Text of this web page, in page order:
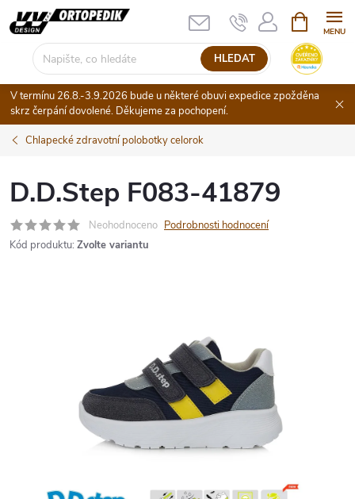
Přejít
na
HLEDAT
NÁKUPNÍ
KOŠÍK
V termínu 26.8.-3.9.2026 bude u některé obuvi expedice zpožděna
skrz čerpání dovolené. Děkujeme za pochopení.
Chlapecké zdravotní polobotky celorok
D.D.Step F083-41879
Neohodnoceno Podrobnosti hodnocení
Kód produktu: Zvolte variantu